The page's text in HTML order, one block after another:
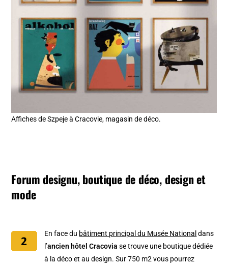
Affiches de Szpeje à Cracovie, magasin de déco.
Forum designu, boutique de déco, design et
mode
En face du bâtiment principal du Musée National dans
l’ancien hôtel Cracovia se trouve une boutique dédiée
à la déco et au design. Sur 750 m2 vous pourrez